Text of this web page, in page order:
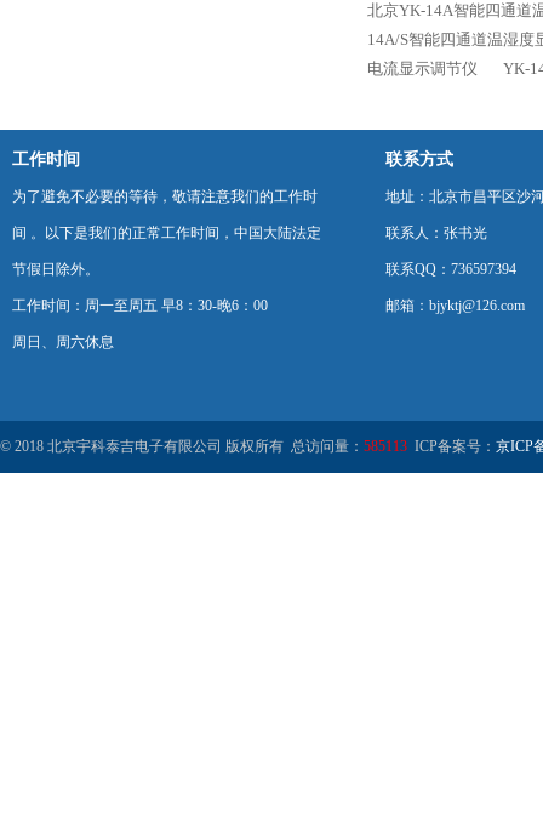
北京YK-14A智能四通道
14A/S智能四通道温湿度
电流显示调节仪
YK-
工作时间
为了避免不必要的等待，敬请注意我们的工作时
间 。以下是我们的正常工作时间，中国大陆法定
节假日除外。
工作时间：周一至周五 早8：30-晚6：00
周日、周六休息
联系方式
地址：北京市昌平区沙
联系人：张书光
联系QQ：736597394
邮箱：bjyktj@126.com
© 2018 北京宇科泰吉电子有限公司 版权所有 总访问量： 585113 ICP备案号： 京ICP